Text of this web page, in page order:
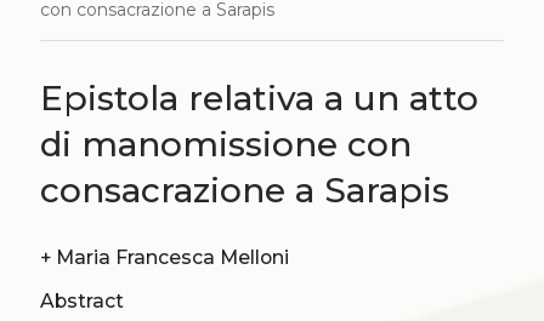
con consacrazione a Sarapis
Epistola relativa a un atto
di manomissione con
consacrazione a Sarapis
+ Maria Francesca Melloni
Abstract